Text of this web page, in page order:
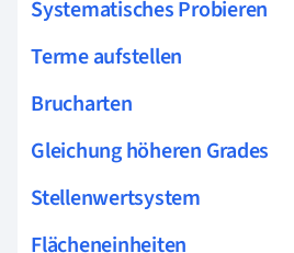
Systematisches Probieren
Terme aufstellen
Brucharten
Gleichung höheren Grades
Stellenwertsystem
Flächeneinheiten